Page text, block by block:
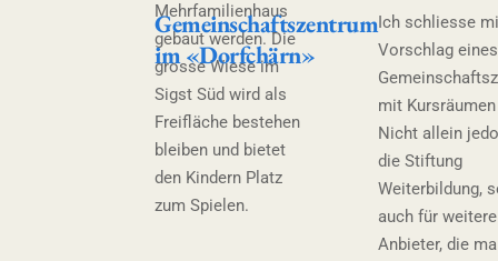
Mehrfamilienhaus
gebaut werden. Die
grosse Wiese im
Sigst Süd wird als
Freifläche bestehen
bleiben und bietet
den Kindern Platz
zum Spielen.
Gemeinschaftszentrum
im «Dorfchärn»
Ich schliesse
Vorschlag eines
mit
Nicht allein
die Stiftung
Weiterbildung,
auch für
Anbieter, die